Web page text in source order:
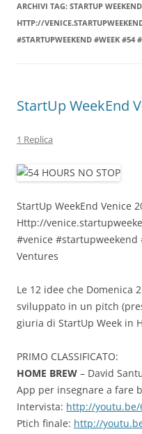
ARCHIVI TAG: STARTUP
HTTP://
#STARTUPWEEKEND #WEEK #54
StartUp WeekEnd
1 Replica
StartUp WeekEnd Venice
Http://
#venice #startupweekend
Ventures
Le 12 idee che Domenica
sviluppato in un pitch
giuria di StartUp Week in
PRIMO CLASSIFICATO:
HOME BREW – David
App per insegnare a fare
Intervista: http://youtu.be/
Ptich finale: http://